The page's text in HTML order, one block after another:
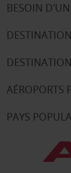
BESOIN
AÉROPORTS
PAYS